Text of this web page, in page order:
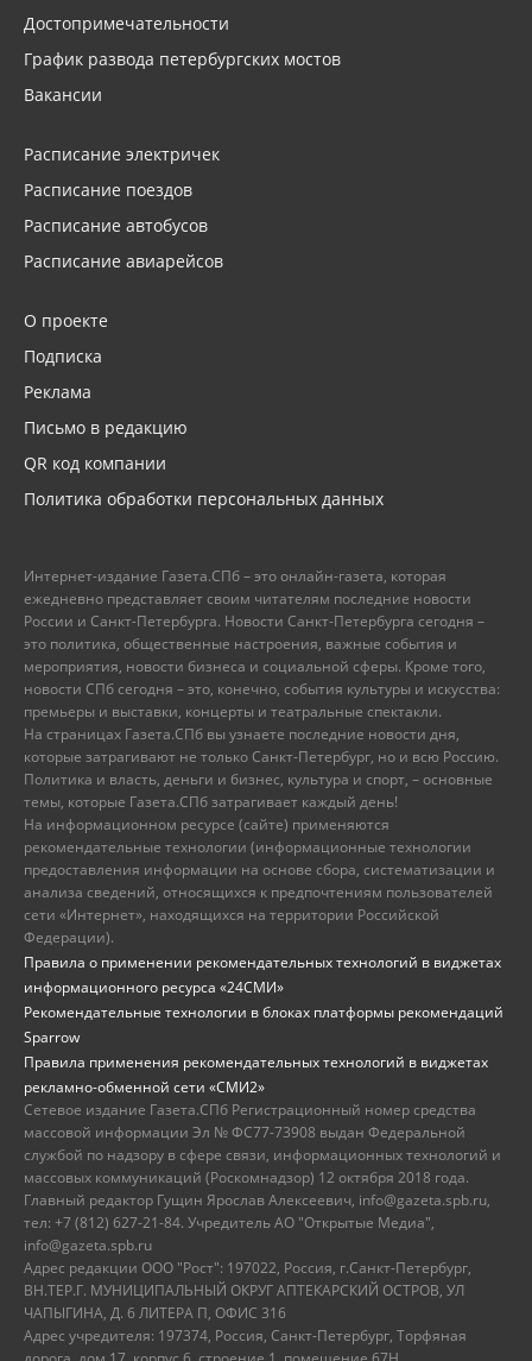
Достопримечательности
График развода петербургских мостов
Вакансии
Расписание электричек
Расписание поездов
Расписание автобусов
Расписание авиарейсов
О проекте
Подписка
Реклама
Письмо в редакцию
QR код компании
Политика обработки персональных данных
Интернет-издание Газета.СПб – это онлайн-газета, которая
ежедневно представляет своим читателям последние новости
России и Санкт-Петербурга. Новости Санкт-Петербурга сегодня –
это политика, общественные настроения, важные события и
мероприятия, новости бизнеса и социальной сферы. Кроме того,
новости СПб сегодня – это, конечно, события культуры и искусства:
премьеры и выставки, концерты и театральные спектакли.
На страницах Газета.СПб вы узнаете последние новости дня,
которые затрагивают не только Санкт-Петербург, но и всю Россию.
Политика и власть, деньги и бизнес, культура и спорт, – основные
темы, которые Газета.СПб затрагивает каждый день!
На информационном ресурсе (сайте) применяются
рекомендательные технологии (информационные технологии
предоставления информации на основе сбора, систематизации и
анализа сведений, относящихся к предпочтениям пользователей
сети «Интернет», находящихся на территории Российской
Федерации).
Правила о применении рекомендательных технологий в виджетах
информационного ресурса «24СМИ»
Рекомендательные технологии в блоках платформы рекомендаций
Sparrow
Правила применения рекомендательных технологий в виджетах
рекламно-обменной сети «СМИ2»
Сетевое издание Газета.СПб Регистрационный номер средства
массовой информации Эл № ФС77-73908 выдан Федеральной
службой по надзору в сфере связи, информационных технологий и
массовых коммуникаций (Роскомнадзор) 12 октября 2018 года.
Главный редактор Гущин Ярослав Алексеевич, info@gazeta.spb.ru,
тел: +7 (812) 627-21-84. Учредитель АО "Открытые Медиа",
info@gazeta.spb.ru
Адрес редакции ООО "Рост": 197022, Россия, г.Санкт-Петербург,
ВН.ТЕР.Г. МУНИЦИПАЛЬНЫЙ ОКРУГ АПТЕКАРСКИЙ ОСТРОВ, УЛ
ЧАПЫГИНА, Д. 6 ЛИТЕРА П, ОФИС 316
Адрес учредителя: 197374, Россия, Санкт-Петербург, Торфяная